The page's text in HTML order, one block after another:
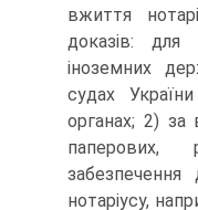
вжиття
доказів:
іноземних
судах
органах; 2) за
паперових,
забезпечення
нотаріусу,